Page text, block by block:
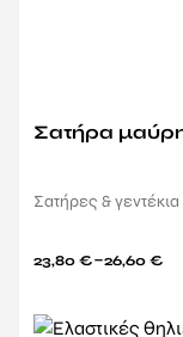
Σατήρα
Σατήρες &
23,80 €–26,60 €